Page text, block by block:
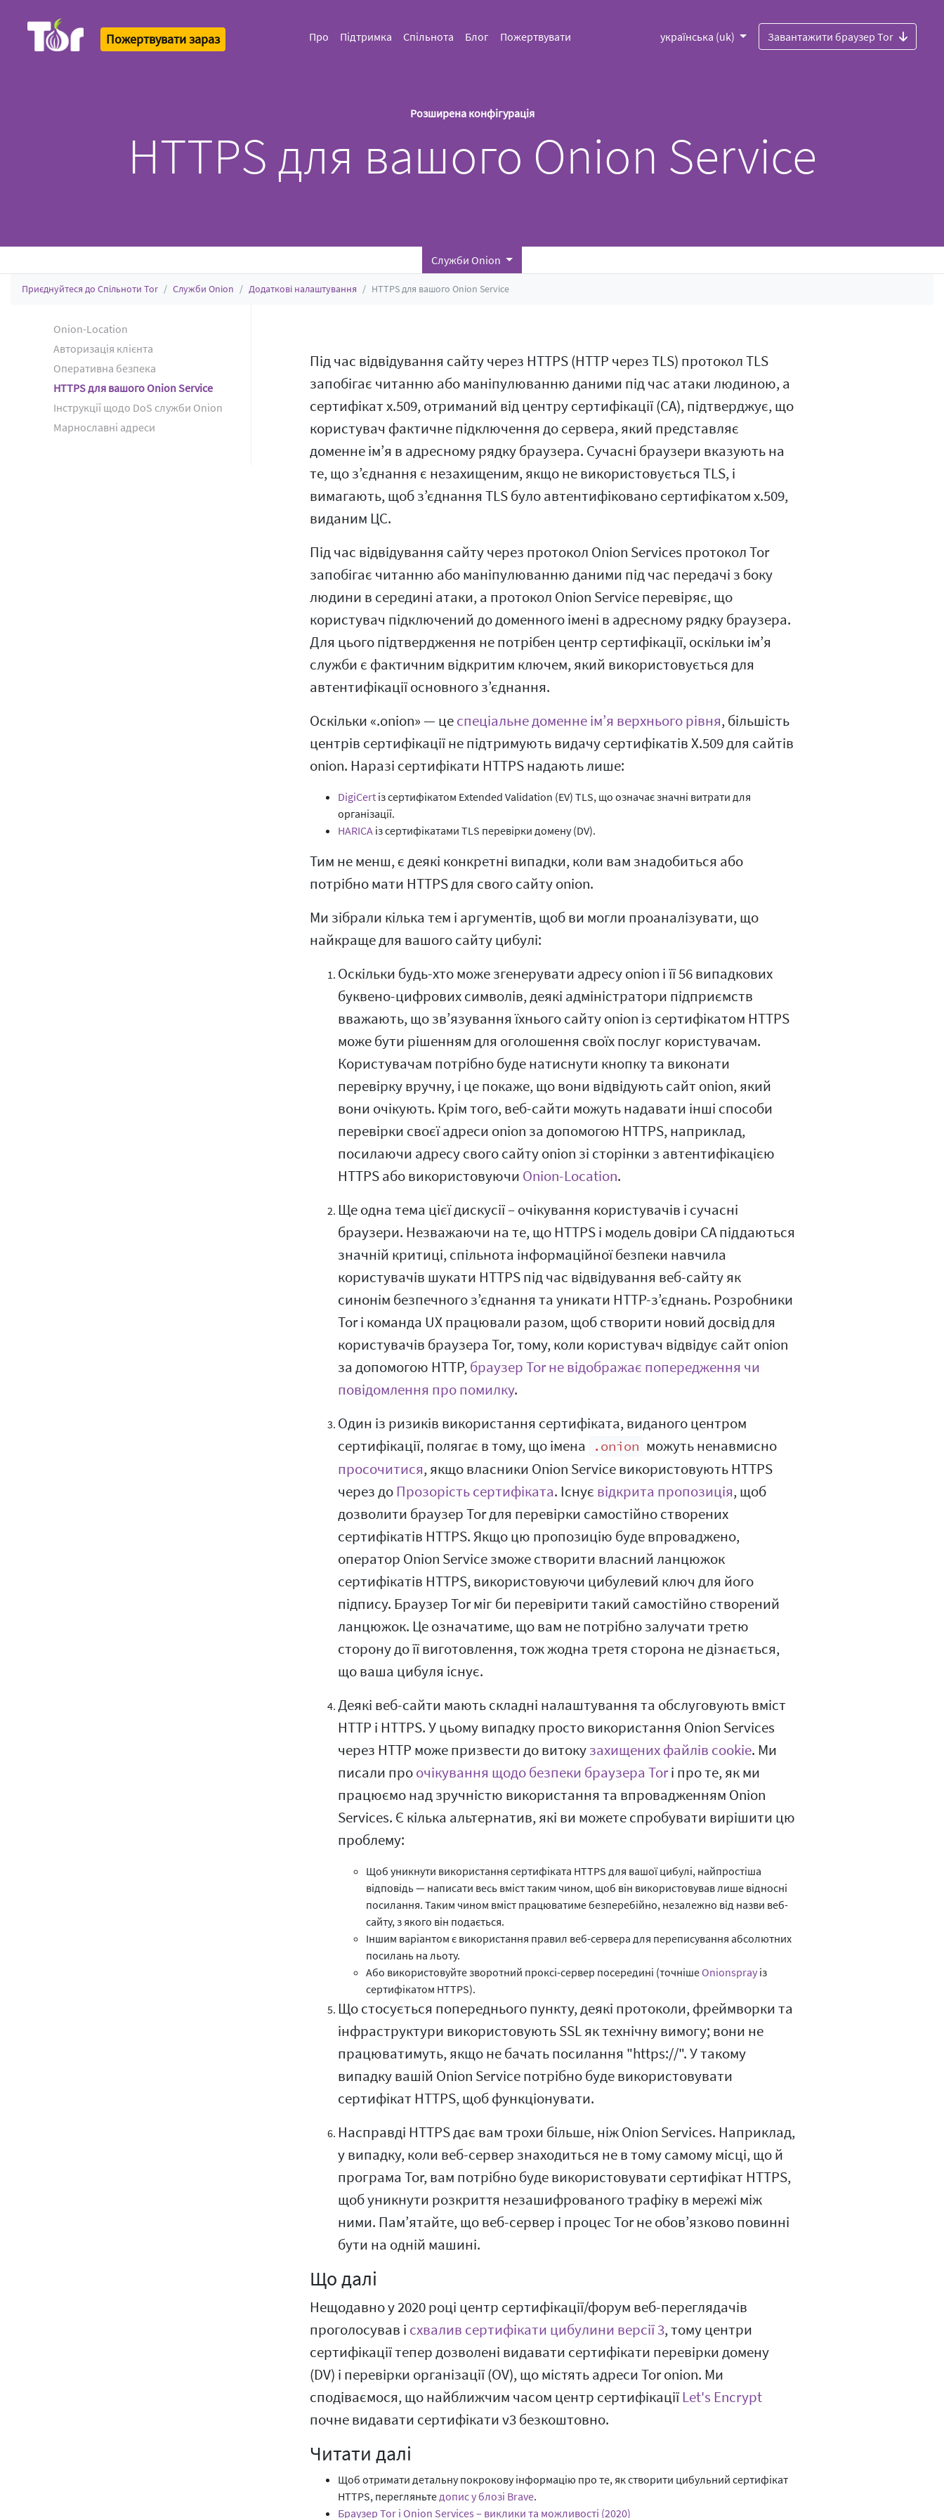
Пожертвувати зараз Про Підтримка Спільнота Блог Пожертвувати українська (uk) Завантажити браузер Tor
Розширена конфігурація
HTTPS для вашого Onion Service
Служби Onion
Приєднуйтеся до Спільноти Tor Служби Onion Додаткові налаштування HTTPS для вашого Onion Service
Onion-Location
Авторизація клієнта
Оперативна безпека
HTTPS для вашого Onion Service
Інструкції щодо DoS служби Onion
Марнославні адреси
Під час відвідування сайту через HTTPS (HTTP через TLS) протокол TLS
запобігає читанню або маніпулюванню даними під час атаки людиною, а
сертифікат x.509, отриманий від центру сертифікації (CA), підтверджує, що
користувач фактичне підключення до сервера, який представляє
доменне ім’я в адресному рядку браузера. Сучасні браузери вказують на
те, що з’єднання є незахищеним, якщо не використовується TLS, і
вимагають, щоб з’єднання TLS було автентифіковано сертифікатом x.509,
виданим ЦС.
Під час відвідування сайту через протокол Onion Services протокол Tor
запобігає читанню або маніпулюванню даними під час передачі з боку
людини в середині атаки, а протокол Onion Service перевіряє, що
користувач підключений до доменного імені в адресному рядку браузера.
Для цього підтвердження не потрібен центр сертифікації, оскільки ім’я
служби є фактичним відкритим ключем, який використовується для
автентифікації основного з’єднання.
Оскільки «.onion» — цеспеціальне доменне ім’я верхнього рівня, більшість
центрів сертифікації не підтримують видачу сертифікатів X.509 для сайтів
onion. Наразі сертифікати HTTPS надають лише:
DigiCertіз сертифікатом Extended Validation (EV) TLS, що означає значні витрати для
організації.
HARICAіз сертифікатами TLS перевірки домену (DV).
Тим не менш, є деякі конкретні випадки, коли вам знадобиться або
потрібно мати HTTPS для свого сайту onion.
Ми зібрали кілька тем і аргументів, щоб ви могли проаналізувати, що
найкраще для вашого сайту цибулі:
Оскільки будь-хто може згенерувати адресу onion і її 56 випадкових
буквено-цифрових символів, деякі адміністратори підприємств
вважають, що зв’язування їхнього сайту onion із сертифікатом HTTPS
може бути рішенням для оголошення своїх послуг користувачам.
Користувачам потрібно буде натиснути кнопку та виконати
перевірку вручну, і це покаже, що вони відвідують сайт onion, який
вони очікують. Крім того, веб-сайти можуть надавати інші способи
перевірки своєї адреси onion за допомогою HTTPS, наприклад,
посилаючи адресу свого сайту onion зі сторінки з автентифікацією
HTTPS або використовуючи Onion-Location.
Ще одна тема цієї дискусії – очікування користувачів і сучасні
браузери. Незважаючи на те, що HTTPS і модель довіри CA піддаються
значній критиці, спільнота інформаційної безпеки навчила
користувачів шукати HTTPS під час відвідування веб-сайту як
синонім безпечного з’єднання та уникати HTTP-з’єднань. Розробники
Tor і команда UX працювали разом, щоб створити новий досвід для
користувачів браузера Tor, тому, коли користувач відвідує сайт onion
за допомогою HTTP,браузер Tor не відображає попередження чи
повідомлення про помилку.
Один із ризиків використання сертифіката, виданого центром
сертифікації, полягає в тому, що імена
.onion можуть ненавмисно
просочитися, якщо власники Onion Service використовують HTTPS
через до Прозорість сертифіката. Існує відкрита пропозиція, щоб
дозволити браузер Tor для перевірки самостійно створених
сертифікатів HTTPS. Якщо цю пропозицію буде впроваджено,
оператор Onion Service зможе створити власний ланцюжок
сертифікатів HTTPS, використовуючи цибулевий ключ для його
підпису. Браузер Tor міг би перевірити такий самостійно створений
ланцюжок. Це означатиме, що вам не потрібно залучати третю
сторону до її виготовлення, тож жодна третя сторона не дізнається,
що ваша цибуля існує.
Деякі веб-сайти мають складні налаштування та обслуговують вміст
HTTP і HTTPS. У цьому випадку просто використання Onion Services
через HTTP може призвести до витокузахищених файлів cookie. Ми
писали проочікування щодо безпеки браузера Torі про те, як ми
працюємо над зручністю використання та впровадженням Onion
Services. Є кілька альтернатив, які ви можете спробувати вирішити цю
проблему:
Щоб уникнути використання сертифіката HTTPS для вашої цибулі, найпростіша
відповідь — написати весь вміст таким чином, щоб він використовував лише відносні
посилання. Таким чином вміст працюватиме безперебійно, незалежно від назви веб-
сайту, з якого він подається.
Іншим варіантом є використання правил веб-сервера для переписування абсолютних
посилань на льоту.
Або використовуйте зворотний проксі-сервер посередині (точнішеOnionsprayіз
сертифікатом HTTPS).
Що стосується попереднього пункту, деякі протоколи, фреймворки та
інфраструктури використовують SSL як технічну вимогу; вони не
працюватимуть, якщо не бачать посилання "https://". У такому
випадку вашій Onion Service потрібно буде використовувати
сертифікат HTTPS, щоб функціонувати.
Насправді HTTPS дає вам трохи більше, ніж Onion Services. Наприклад,
у випадку, коли веб-сервер знаходиться не в тому самому місці, що й
програма Tor, вам потрібно буде використовувати сертифікат HTTPS,
щоб уникнути розкриття незашифрованого трафіку в мережі між
ними. Пам’ятайте, що веб-сервер і процес Tor не обов’язково повинні
бути на одній машині.
Що далі
Нещодавно у 2020 році центр сертифікації/форум веб-переглядачів
проголосував і схвалив сертифікати цибулини версії 3, тому центри
сертифікації тепер дозволені видавати сертифікати перевірки домену
(DV) і перевірки організації (OV), що містять адреси Tor onion. Ми
сподіваємося, що найближчим часом центр сертифікації Let's Encrypt
почне видавати сертифікати v3 безкоштовно.
Читати далі
Щоб отримати детальну покрокову інформацію про те, як створити цибульний сертифікат
HTTPS, перегляньтедопис у блозі Brave.
Браузер Tor і Onion Services – виклики та можливості (2020)